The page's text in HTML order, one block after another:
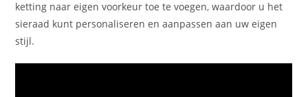
ketting naar eigen voorkeur toe te voegen, waardoor u het
sieraad kunt personaliseren en aanpassen aan uw eigen
stijl.